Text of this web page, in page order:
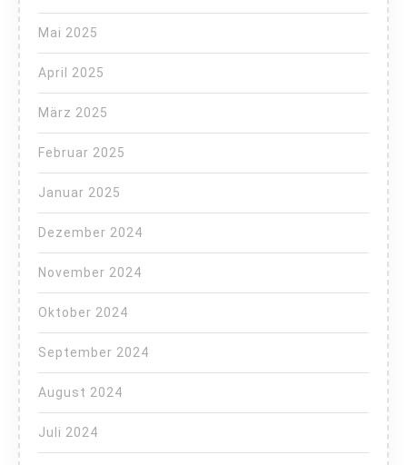
Mai 2025
April 2025
März 2025
Februar 2025
Januar 2025
Dezember 2024
November 2024
Oktober 2024
September 2024
August 2024
Juli 2024